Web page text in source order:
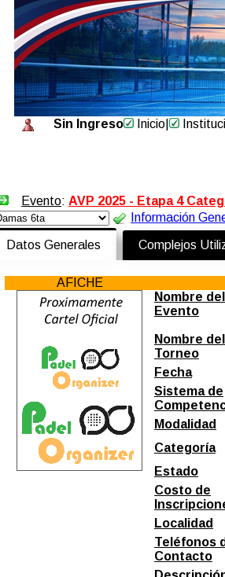
Sin Ingreso Inicio
Evento: AVP 2025 - Etapa 4
Información
Datos Generales Complejos
AFICHE
Nombre del
Evento
Nombre del
Torneo
Fecha
Sistema de
Modalidad
Categoría
Estado
Costo de
Localidad
Teléfonos
Contacto